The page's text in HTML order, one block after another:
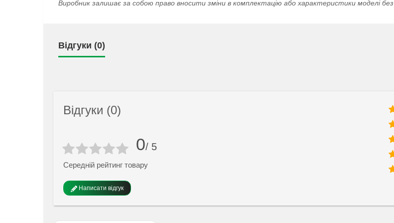
Виробник залишає за собою право вносити зміни в комплектацію або характеристики моделі без
Відгуки (0)
Відгуки (0)
0/ 5
Середній рейтинг товару
Написати відгук